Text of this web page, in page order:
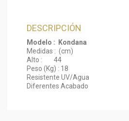
DESCRIPCIÓN
Modelo : Kondana
Medidas : (cm)
Alto : 44
Peso (Kg) : 18
Resistente UV/Agua
Diferentes Acabado